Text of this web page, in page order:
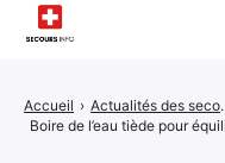
Accueil ›
Boire de l’eau tiède pour
Infos & Conseils